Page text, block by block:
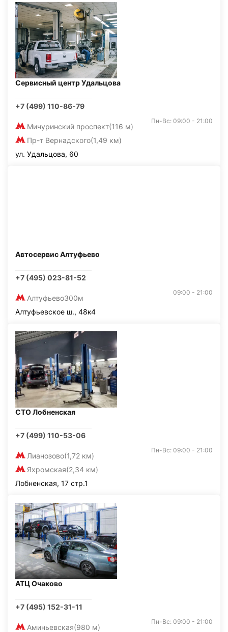
Сервисный центр Удальцова
+7 (499) 110-86-79
Мичуринский проспект(116 м)
Пр-т Вернадского(1,49 км)
Пн-Вс: 09:00 - 21:00
ул. Удальцова, 60
Автосервис Алтуфьево
+7 (495) 023-81-52
Алтуфьево300м
09:00 - 21:00
Алтуфьевское ш., 48к4
СТО Лобненская
+7 (499) 110-53-06
Лианозово(1,72 км)
Яхромская(2,34 км)
Пн-Вс: 09:00 - 21:00
Лобненская, 17 стр.1
АТЦ Очаково
+7 (495) 152-31-11
Аминьевская(980 м)
Пн-Вс: 09:00 - 21:00